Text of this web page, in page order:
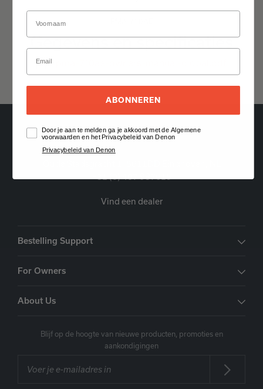
Gegevens en specificaties
Vind een dealer
Bestelling Support
For Owners
About Us
Blijf op de hoogte van nieuwe producten, promoties en
aankondigingen
ABONNEREN
Door je aan te melden ga je akkoord met de Algemene
voorwaarden en het Privacybeleid van Denon
Privacybeleid van Denon